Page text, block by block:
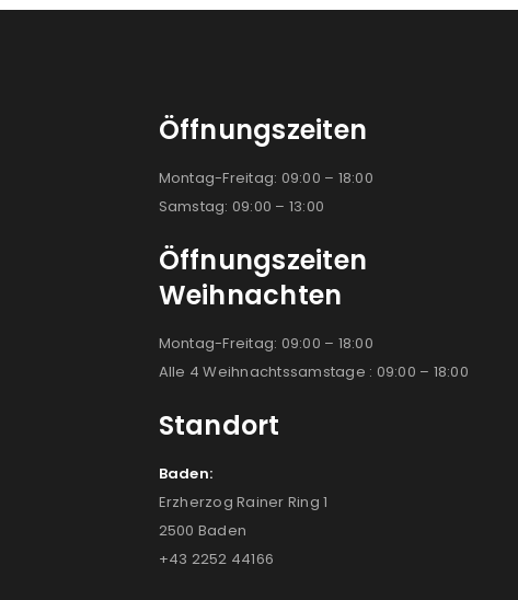
Öffnungszeiten
Montag-Freitag: 09:00 – 18:00
Samstag: 09:00 – 13:00
Öffnungszeiten
Weihnachten
Montag-Freitag: 09:00 – 18:00
Alle 4 Weihnachtssamstage : 09:00 – 18:00
Standort
Baden:
Erzherzog Rainer Ring 1
2500 Baden
+43 2252 44166